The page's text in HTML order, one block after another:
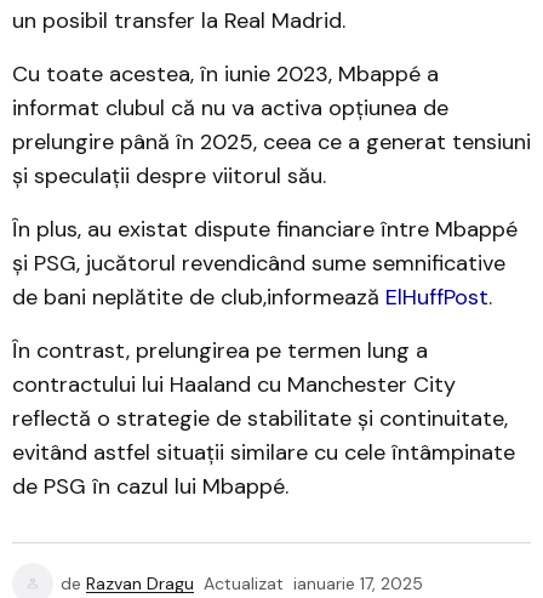
un posibil transfer la Real Madrid.
Cu toate acestea, în iunie 2023, Mbappé a
informat clubul că nu va activa opțiunea de
prelungire până în 2025, ceea ce a generat tensiuni
și speculații despre viitorul său.
În plus, au existat dispute financiare între Mbappé
și PSG, jucătorul revendicând sume semnificative
de bani neplătite de club,informează ElHuffPost.
În contrast, prelungirea pe termen lung a
contractului lui Haaland cu Manchester City
reflectă o strategie de stabilitate și continuitate,
evitând astfel situații similare cu cele întâmpinate
de PSG în cazul lui Mbappé.
de Razvan Dragu Actualizat ianuarie 17, 2025